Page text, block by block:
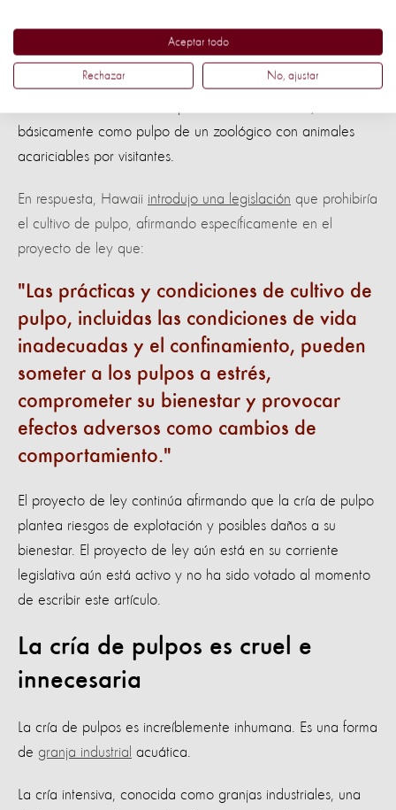
Recursos Acuáticos del estado recibiera quejas de que la
granja estaba capturando pulpos ilegalmente de las aguas
locales, realizando experimentos de reproducción y
básicamente como pulpo de un zoológico con animales
acariciables por visitantes.
En respuesta, Hawaii introdujo una legislación que prohibiría
el cultivo de pulpo, afirmando específicamente en el
proyecto de ley que:
Las prácticas y condiciones de cultivo de
pulpo, incluidas las condiciones de vida
inadecuadas y el confinamiento, pueden
someter a los pulpos a estrés,
comprometer su bienestar y provocar
efectos adversos como cambios de
comportamiento.
El proyecto de ley continúa afirmando que la cría de pulpo
plantea riesgos de explotación y posibles daños a su
bienestar. El proyecto de ley aún está en su corriente
legislativa aún está activo y no ha sido votado al momento
de escribir este artículo.
La cría de pulpos es cruel e
innecesaria
La cría de pulpos es increíblemente inhumana. Es una forma
de granja industrial acuática.
La cría intensiva, conocida como granjas industriales, una
Aceptar todo
Rechazar No, ajustar